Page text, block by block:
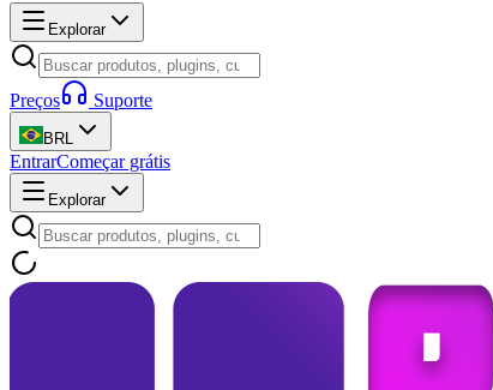
Explorar
Preços Suporte
BRL
EntrarComeçar grátis
Explorar